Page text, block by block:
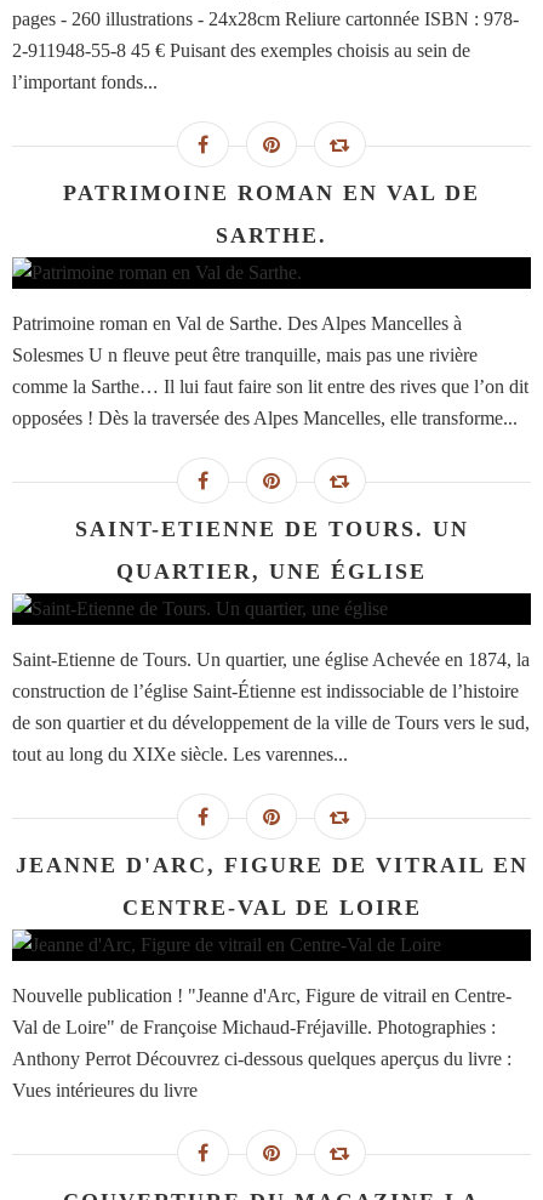
pages - 260 illustrations - 24x28cm Reliure cartonnée ISBN : 978-
2-911948-55-8 45 € Puisant des exemples choisis au sein de
l’important fonds...
PATRIMOINE ROMAN EN VAL DE
SARTHE.
Patrimoine roman en Val de Sarthe. Des Alpes Mancelles à
Solesmes U n fleuve peut être tranquille, mais pas une rivière
comme la Sarthe… Il lui faut faire son lit entre des rives que l’on dit
opposées ! Dès la traversée des Alpes Mancelles, elle transforme...
SAINT-ETIENNE DE TOURS. UN
QUARTIER, UNE ÉGLISE
Saint-Etienne de Tours. Un quartier, une église Achevée en 1874, la
construction de l’église Saint-Étienne est indissociable de l’histoire
de son quartier et du développement de la ville de Tours vers le sud,
tout au long du XIXe siècle. Les varennes...
JEANNE D'ARC, FIGURE DE VITRAIL EN
CENTRE-VAL DE LOIRE
Nouvelle publication ! "Jeanne d'Arc, Figure de vitrail en Centre-
Val de Loire" de Françoise Michaud-Fréjaville. Photographies :
Anthony Perrot Découvrez ci-dessous quelques aperçus du livre :
Vues intérieures du livre